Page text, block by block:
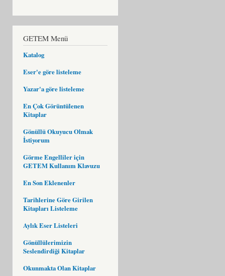
GETEM Menü
Katalog
Eser'e göre listeleme
Yazar'a göre listeleme
En Çok Görüntülenen
Kitaplar
Gönüllü Okuyucu Olmak
İstiyorum
Görme Engelliler için
GETEM Kullanım Klavuzu
En Son Eklenenler
Tarihlerine Göre Girilen
Kitapları Listeleme
Aylık Eser Listeleri
Gönüllülerimizin
Seslendirdiği Kitaplar
Okunmakta Olan Kitaplar